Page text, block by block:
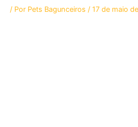
/ Por Pets Bagunceiros / 17 de maio